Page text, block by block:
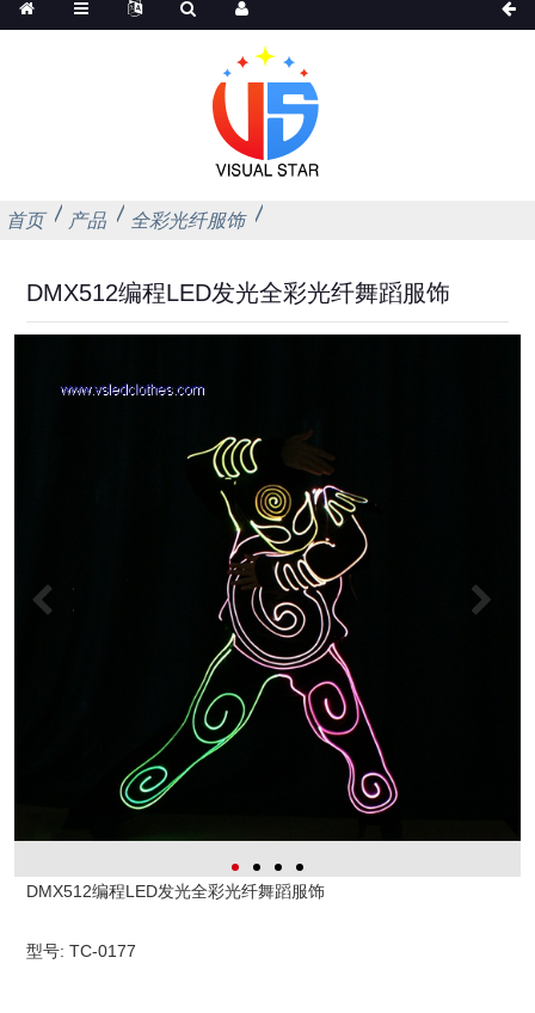
首页 产品 全彩光纤服饰
DMX512编程LED发光全彩光纤舞蹈服饰
DMX512编程LED发光全彩光纤舞蹈服饰
型号: TC-0177